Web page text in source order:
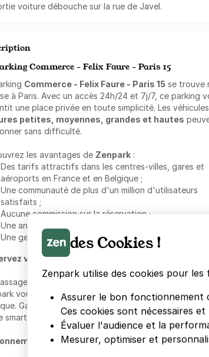
voiture débouche sur la rue de Javel.
Commerce - Felix Faure - Paris 15
Commerce - Felix Faure - Paris 15 se trouve
à Paris. Avec un accès 24h/24 et 7j/7, ce parking
une place privée en toute simplicité. Les véhicules
petites, moyennes, grandes et hautes
sans difficulté.
les avantages de Zenpark :
Des tarifs attractifs dans les centres-villes, gares et
aéroports en France et en Belgique ;
Une communauté de plus d'un million d'utilisateurs
satisfaits ;
Aucune commission sur la réservation ;
Une annulation gratuite et flexible ;
Une gestion facile et rapide via l'application mobile.
votre place avec Zenpark :
dans le quartier ?
Trouvez une place
vous propose une solution de stationnement
Garez-vous l'esprit tranquille : tout se gère
smartphone.
au mois Zenpark :
des Cookies !
Zenpark utilise des cookies pour les
Assurer le bon fonctionnement
Ces cookies sont nécessaires
Évaluer l'audience et la
Mesurer, optimiser et